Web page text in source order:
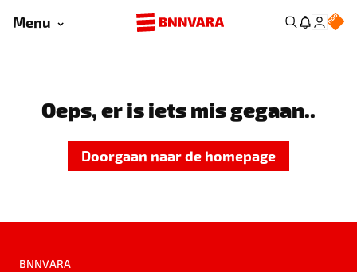
Menu
Oeps, er is iets mis gegaan..
Doorgaan naar de homepage
BNNVARA